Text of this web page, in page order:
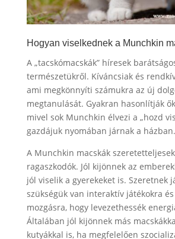
Hogyan viselkednek a Munchkin
A „tacskómacskák” híresek
természetükről. Kíváncsiak és
ami megkönnyíti számukra az új
megtanulását. Gyakran hasonlítják
mivel sok Munchkin élvezi a „hozd
gazdájuk nyomában járnak a házban.
A Munchkin macskák
ragaszkodók. Jól kijönnek az
jól viselik a gyerekeket is. Szeretnek
szükségük van interaktív játékokra
mozgásra, hogy levezethessék
Általában jól kijönnek más
kutyákkal is, ha megfelelően